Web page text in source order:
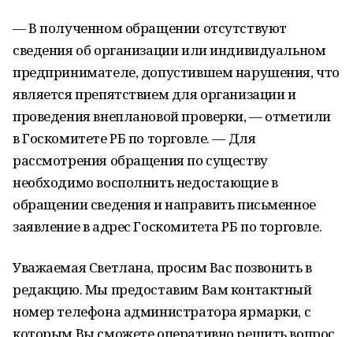
— В полученном обращении отсутствуют
сведения об организации или индивидуальном
предпринимателе, допустившем нарушения, что
является препятствием для организации и
проведения внеплановой проверки, — отметили
в Госкомитете РБ по торговле. — Для
рассмотрения обращения по существу
необходимо восполнить недостающие в
обращении сведения и направить письменное
заявление в адрес Госкомитета РБ по торговле.
Уважаемая Светлана, просим Вас позвонить в
редакцию. Мы предоставим Вам контактный
номер телефона администратора ярмарки, с